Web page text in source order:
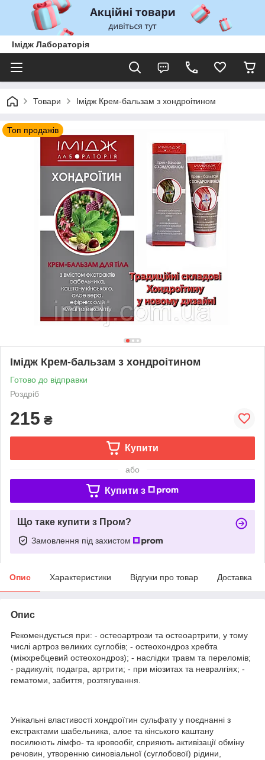
Імідж Лабораторія
Товари Імідж Крем-бальзам з хондроітином
Топ продажів
Імідж Крем-бальзам з хондроітином
Готово до відправки
Роздріб
215 ₴
Купити
або
Купити з
Що таке купити з Пром?
Замовлення під захистом
Опис Характеристики Відгуки про товар Доставка
Опис
Рекомендується при: - остеоартрози та остеоартрити, у тому
числі артроз великих суглобів; - остеохондроз хребта
(міжхребцевий остеохондроз); - наслідки травм та переломів;
- радикуліт, подагра, артрити; - при міозитах та невралгіях; -
гематоми, забиття, розтягування.
Унікальні властивості хондроїтин сульфату у поєднанні з
екстрактами шабельника, алое та кінського каштану
посилюють лімфо- та кровообіг, сприяють активізації обміну
речовин, утворенню синовіальної (суглобової) рідини,